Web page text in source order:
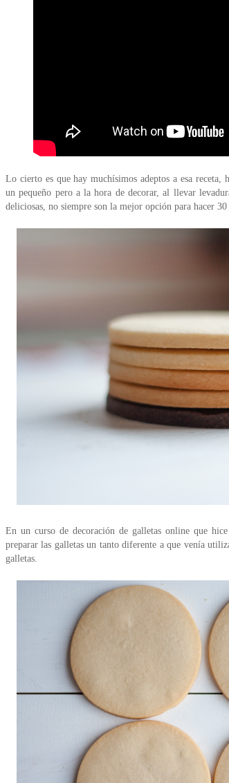
Lo cierto es que hay muchísimos adeptos a esa receta,
un pequeño pero a la hora de decorar, al llevar
deliciosas, no siempre son la mejor opción para hacer 30
En un curso de decoración de galletas online que
preparar las galletas un tanto diferente a que venía
galletas.